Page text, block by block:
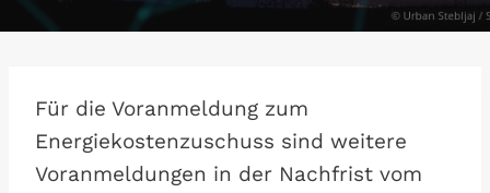
Für die Voranmeldung zum
Energiekostenzuschuss sind weitere
Voranmeldungen in der Nachfrist vom